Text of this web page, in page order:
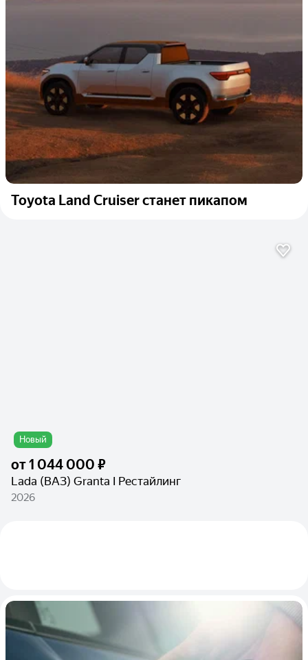
Toyota Land Cruiser станет пикапом
Новый
от1 044 000 ₽
Lada (ВАЗ) Granta I Рестайлинг
2026